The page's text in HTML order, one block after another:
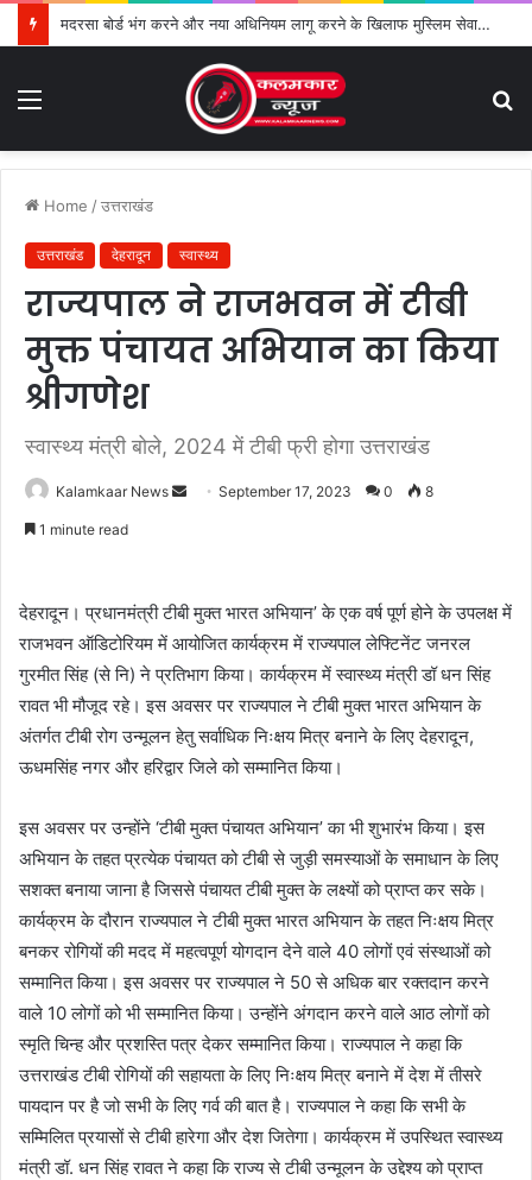
मदरसा बोर्ड भंग करने और नया अधिनियम लागू करने के खिलाफ मुस्लिम सेवा संगठन का विरोध तेज
Home /उत्तराखंड
उत्तराखंड देहरादून स्वास्थ्य
राज्यपाल ने राजभवन में टीबी
मुक्त पंचायत अभियान का किया
श्रीगणेश
स्वास्थ्य मंत्री बोले, 2024 में टीबी फ्री होगा उत्तराखंड
Kalamkaar News
a
n
i
September 17, 2023 0 8
1 minute read
देहरादून। प्रधानमंत्री टीबी मुक्त भारत अभियान’ के एक वर्ष पूर्ण होने के उपलक्ष में
राजभवन ऑडिटोरियम में आयोजित कार्यक्रम में राज्यपाल लेफ्टिनेंट जनरल
गुरमीत सिंह (से नि) ने प्रतिभाग किया। कार्यक्रम में स्वास्थ्य मंत्री डॉ धन सिंह
रावत भी मौजूद रहे। इस अवसर पर राज्यपाल ने टीबी मुक्त भारत अभियान के
अंतर्गत टीबी रोग उन्मूलन हेतु सर्वाधिक निःक्षय मित्र बनाने के लिए देहरादून,
ऊधमसिंह नगर और हरिद्वार जिले को सम्मानित किया।
इस अवसर पर उन्होंने ‘टीबी मुक्त पंचायत अभियान’ का भी शुभारंभ किया। इस
अभियान के तहत प्रत्येक पंचायत को टीबी से जुड़ी समस्याओं के समाधान के लिए
सशक्त बनाया जाना है जिससे पंचायत टीबी मुक्त के लक्ष्यों को प्राप्त कर सके।
कार्यक्रम के दौरान राज्यपाल ने टीबी मुक्त भारत अभियान के तहत निःक्षय मित्र
बनकर रोगियों की मदद में महत्वपूर्ण योगदान देने वाले 40 लोगों एवं संस्थाओं को
सम्मानित किया। इस अवसर पर राज्यपाल ने 50 से अधिक बार रक्तदान करने
वाले 10 लोगों को भी सम्मानित किया। उन्होंने अंगदान करने वाले आठ लोगों को
स्मृति चिन्ह और प्रशस्ति पत्र देकर सम्मानित किया। राज्यपाल ने कहा कि
उत्तराखंड टीबी रोगियों की सहायता के लिए निःक्षय मित्र बनाने में देश में तीसरे
पायदान पर है जो सभी के लिए गर्व की बात है। राज्यपाल ने कहा कि सभी के
सम्मिलित प्रयासों से टीबी हारेगा और देश जितेगा। कार्यक्रम में उपस्थित स्वास्थ्य
मंत्री डॉ. धन सिंह रावत ने कहा कि राज्य से टीबी उन्मूलन के उद्देश्य को प्राप्त